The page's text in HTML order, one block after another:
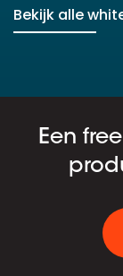
Bekijk alle
Een